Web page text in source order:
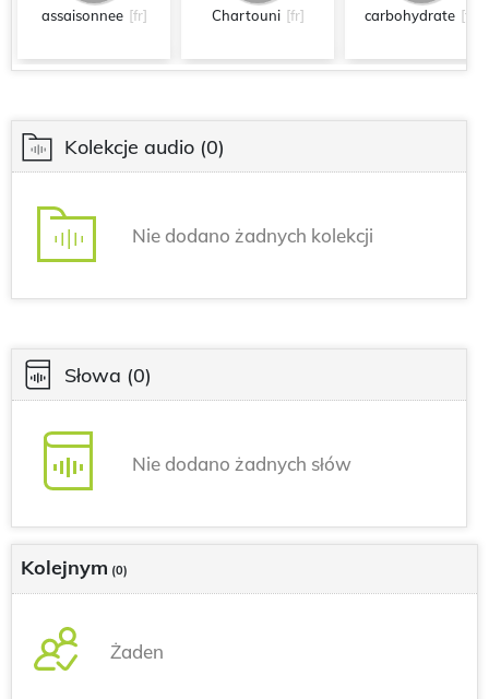
assaisonnee [fr] Chartouni [fr] carbohydrate [fr]
Kolekcje audio (0)
Nie dodano żadnych kolekcji
Słowa (0)
Nie dodano żadnych słów
Kolejnym (0)
Żaden